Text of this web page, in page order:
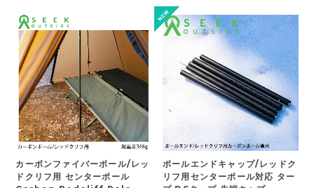
カーボンファイバーポール/レッ
ドクリフ用 センターポール
ポールエンドキャップ/レッドク
リフ用センターポール対応 ター